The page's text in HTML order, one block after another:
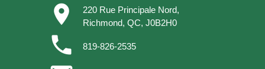
place
220 Rue Principale Nord,
Richmond, QC, J0B2H0
phone 819-826-2535